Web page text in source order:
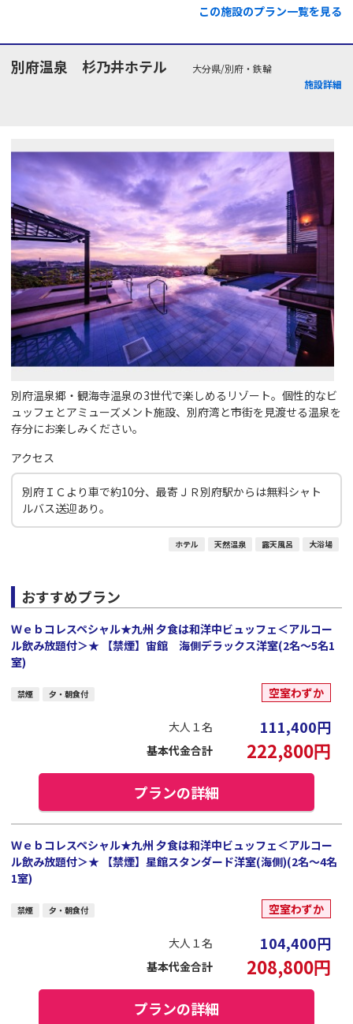
この施設のプラン一覧を見る
別府温泉 杉乃井ホテル
大分県/別府・鉄輪
施設詳細
別府温泉郷・観海寺温泉の3世代で楽しめるリゾート。個性的なビ
ュッフェとアミューズメント施設、別府湾と市街を見渡せる温泉を
存分にお楽しみください。
アクセス
別府ＩＣより車で約10分、最寄ＪＲ別府駅からは無料シャト
ルバス送迎あり。
ホテル 天然温泉 露天風呂 大浴場
おすすめプラン
Ｗｅｂコレスペシャル★九州 夕食は和洋中ビュッフェ＜アルコー
ル飲み放題付＞★ 【禁煙】宙館 海側デラックス洋室(2名～5名1
室)
禁煙 夕・朝食付 空室わずか
大人１名 111,400円
基本代金合計 222,800円
プランの詳細
Ｗｅｂコレスペシャル★九州 夕食は和洋中ビュッフェ＜アルコー
ル飲み放題付＞★ 【禁煙】星館スタンダード洋室(海側)(2名～4名
1室)
禁煙 夕・朝食付 空室わずか
大人１名 104,400円
基本代金合計 208,800円
プランの詳細